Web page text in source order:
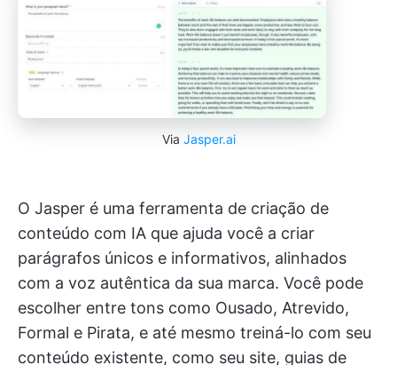
Via Jasper.ai
O Jasper é uma ferramenta de criação de
conteúdo com IA que ajuda você a criar
parágrafos únicos e informativos, alinhados
com a voz autêntica da sua marca. Você pode
escolher entre tons como Ousado, Atrevido,
Formal e Pirata, e até mesmo treiná-lo com seu
conteúdo existente, como seu site, guias de